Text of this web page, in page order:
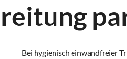
Bei hygienisch einwandfreier